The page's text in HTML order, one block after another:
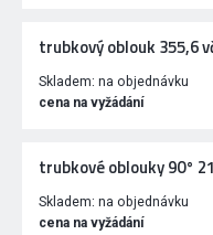
trubkový oblouk 355,6
Skladem: na objednávku
cena na vyžádání
trubkové oblouky 90°
Skladem: na objednávku
cena na vyžádání